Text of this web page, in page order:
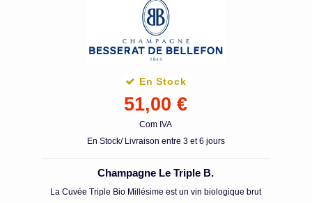
En Stock
51,00 €
Com IVA
En Stock/ Livraison entre 3 et 6 jours
Champagne Le Triple B.
La Cuvée Triple Bio Millésime est un vin biologique brut